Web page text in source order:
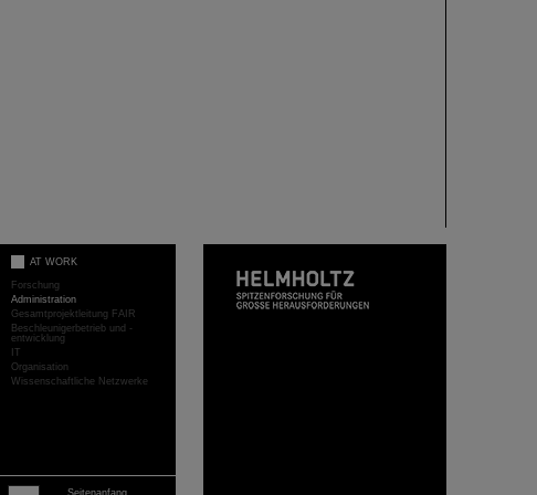
AT WORK
Forschung
Administration
Gesamtprojektleitung FAIR
Beschleunigerbetrieb und -
entwicklung
IT
Organisation
Wissenschaftliche Netzwerke
Seitenanfang